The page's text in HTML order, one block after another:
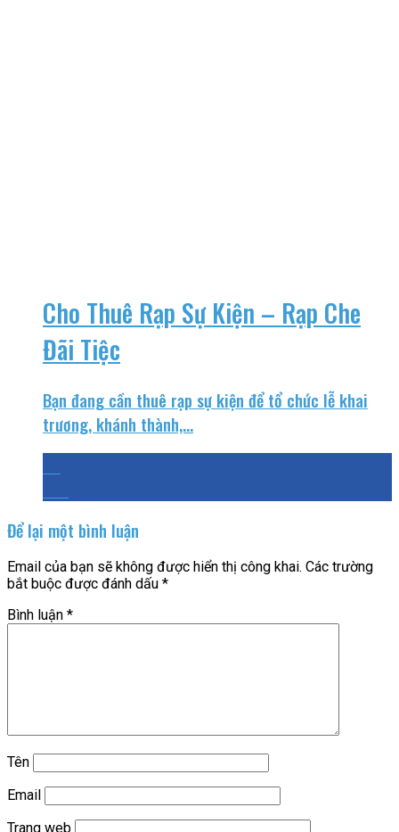
Cho Thuê Rạp Sự Kiện – Rạp Che
Đãi Tiệc
Bạn đang cần thuê rạp sự kiện để tổ chức lễ khai
trương, khánh thành,...
Để lại một bình luận
Email của bạn sẽ không được hiển thị công khai. Các trường
bắt buộc được đánh dấu *
Bình luận *
Tên
Email
Trang web